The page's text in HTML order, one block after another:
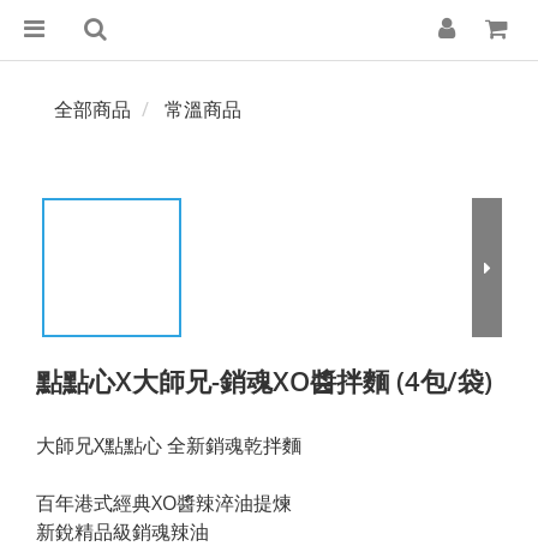
全部商品 常溫商品
點點心X大師兄-銷魂XO醬拌麵 (4包/袋)
大師兄X點點心 全新銷魂乾拌麵
百年港式經典XO醬辣淬油提煉
新銳精品級銷魂辣油